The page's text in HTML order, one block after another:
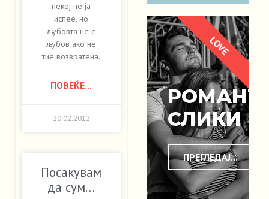
некој не ја
испее, но
љубовта не е
љубов ако не
тие возвратена.
ПОВЕЌЕ...
20.02.2012
Посакувам
да сум…
СЛИКИ
ПРЕГЛЕДАЈ...
LOVE